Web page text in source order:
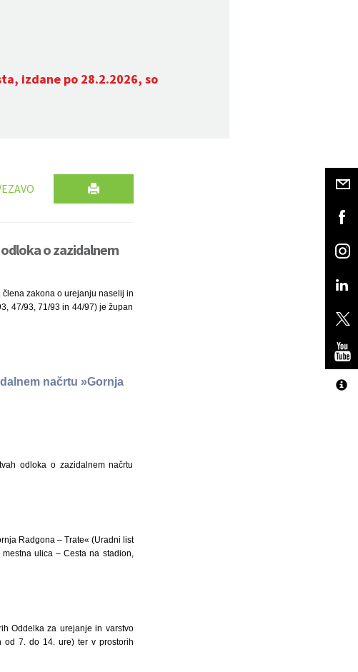
izdane po 28.2.2026, so
o zazidalnem
zakona o urejanju naselij in
47/93, 71/93 in 44/97) je župan
načrtu »Gornja
odloka o zazidalnem načrtu
Radgona – Trate« (Uradni list
ulica – Cesta na stadion,
Oddelka za urejanje in varstvo
od 7. do 14. ure) ter v prostorih